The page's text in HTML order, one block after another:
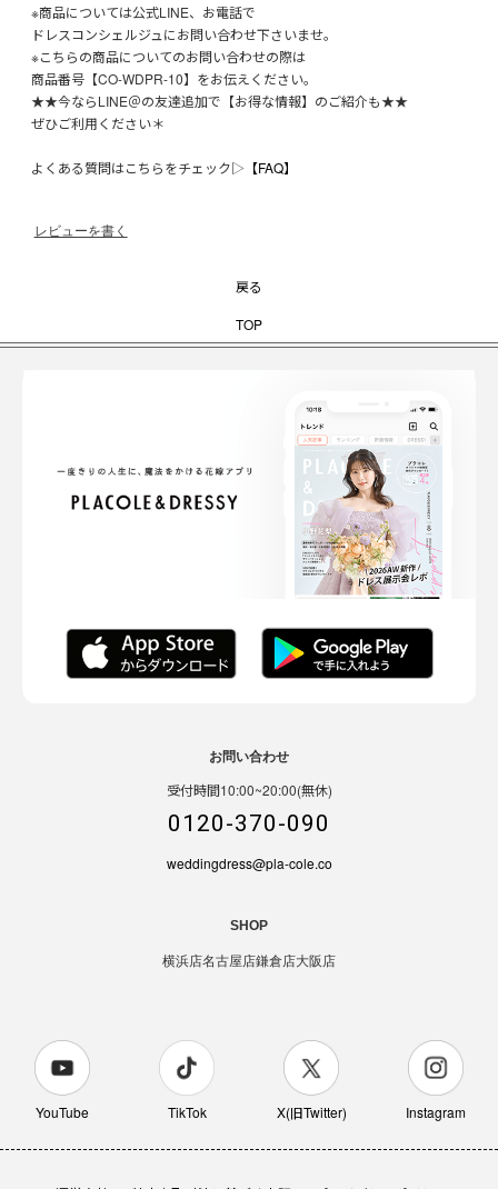
※商品については公式LINE、お電話で
ドレスコンシェルジュにお問い合わせ下さいませ。
※こちらの商品についてのお問い合わせの際は
商品番号【CO-WDPR-10】をお伝えください。
★★今ならLINE＠の友達追加で【お得な情報】のご紹介も★★
ぜひご利用ください＊
よくある質問はこちらをチェック▷ 【FAQ】
レビューを書く
戻る
TOP
お問い合わせ
受付時間10:00~20:00(無休)
0120-370-090
weddingdress@pla-cole.co
SHOP
横浜店名古屋店鎌倉店大阪店
YouTube TikTok X(旧Twitter) Instagram